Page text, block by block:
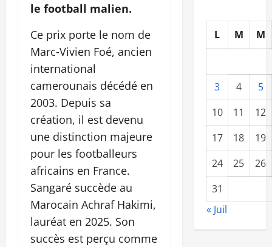
le football malien.
Ce prix porte le nom de
Marc‑Vivien Foé, ancien
international
camerounais décédé en
2003. Depuis sa
création, il est devenu
une distinction majeure
pour les footballeurs
africains en France.
Sangaré succède au
Marocain Achraf Hakimi,
lauréat en 2025. Son
succès est perçu comme
L M M
3 4
5
10
11
12
17
18
19
24
25
26
31
« Juil